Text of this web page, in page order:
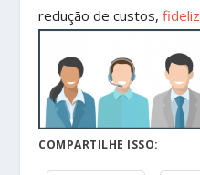
redução de custos,
COMPARTILHE ISSO: